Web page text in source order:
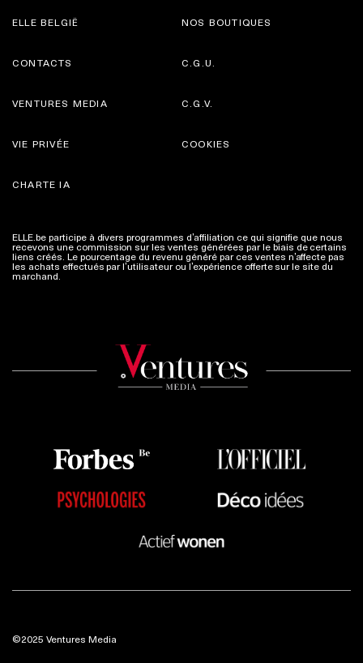
ELLE BELGIË NOS BOUTIQUES
CONTACTS
VENTURES MEDIA
C.G.U.
C.G.V.
VIE PRIVÉE
CHARTE IA
COOKIES
ELLE.be participe à divers programmes d’affiliation ce qui signifie que nous
recevons une commission sur les ventes générées par le biais de certains
liens créés. Le pourcentage du revenu généré par ces ventes n’affecte pas
les achats effectués par l’utilisateur ou l’expérience offerte sur le site du
marchand. Plus d'infos
©2025 Ventures Media